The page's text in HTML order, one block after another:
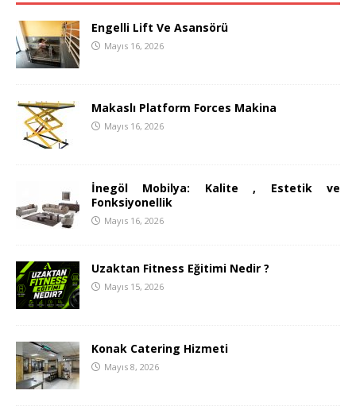
Engelli Lift Ve Asansörü
Mayıs 16, 2026
Makaslı Platform Forces Makina
Mayıs 16, 2026
İnegöl Mobilya: Kalite , Estetik ve
Fonksiyonellik
Mayıs 16, 2026
Uzaktan Fitness Eğitimi Nedir ?
Mayıs 15, 2026
Konak Catering Hizmeti
Mayıs 8, 2026